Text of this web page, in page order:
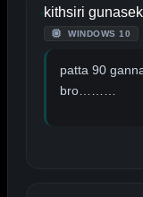
kithsiri
WINDOWS 10
patta 90
bro………